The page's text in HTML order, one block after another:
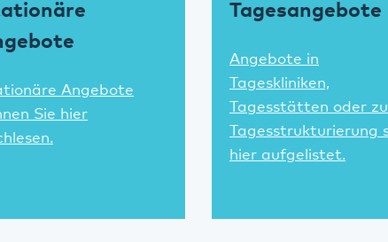
Angebote
Sie hier
Tagesangebote
Angebote in
Tageskliniken,
Tagesstätten oder
Tagesstrukturierung
hier aufgelistet.